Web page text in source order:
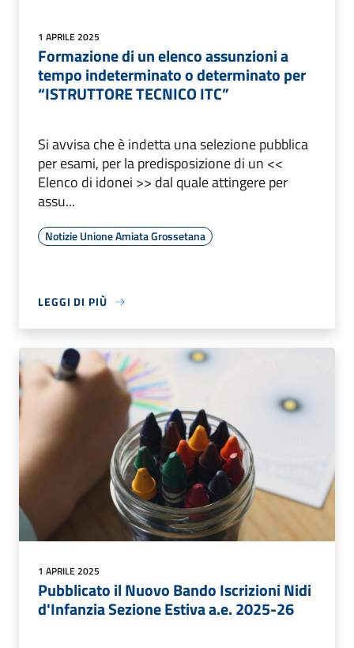
1 APRILE 2025
Formazione di un elenco assunzioni a
tempo indeterminato o determinato per
“ISTRUTTORE TECNICO ITC”
Si avvisa che è indetta una selezione pubblica
per esami, per la predisposizione di un <<
Elenco di idonei >> dal quale attingere per
assu...
Notizie Unione Amiata Grossetana
LEGGI DI PIÙ
1 APRILE 2025
Pubblicato il Nuovo Bando Iscrizioni Nidi
d'Infanzia Sezione Estiva a.e. 2025-26